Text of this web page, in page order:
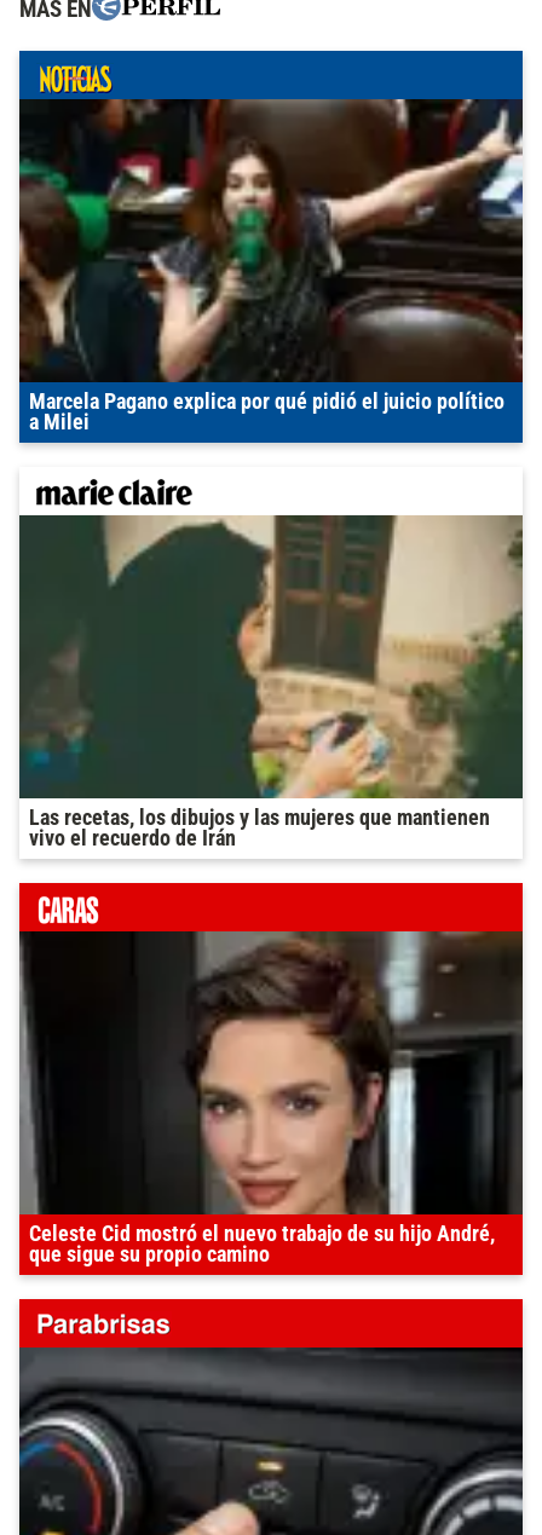
MÁS EN
Marcela Pagano explica por qué pidió el juicio político
a Milei
Las recetas, los dibujos y las mujeres que mantienen
vivo el recuerdo de Irán
Celeste Cid mostró el nuevo trabajo de su hijo André,
que sigue su propio camino